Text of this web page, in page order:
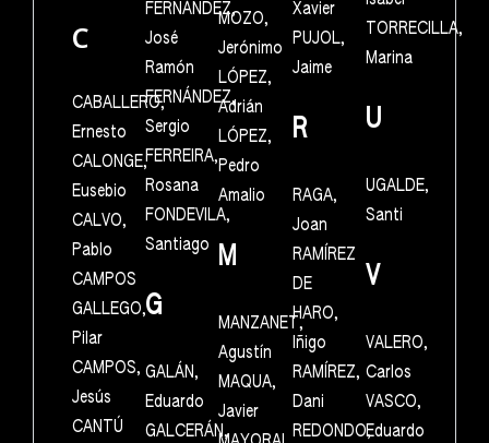
C
CABALLERO,
Ernesto
CALONGE,
Eusebio
CALVO,
Pablo
CAMPOS
GALLEGO,
Pilar
CAMPOS,
Jesús
CANTÚ
FERNÁNDEZ,
José
Ramón
FERNÁNDEZ,
Sergio
FERREIRA,
Rosana
FONDEVILA,
Santiago
G
GALÁN,
Eduardo
GALCERÁN,
MOZO,
Jerónimo
LÓPEZ,
Adrián
LÓPEZ,
Pedro
Amalio
M
MANZANET,
Agustín
MAQUA,
Javier
Xavier
PUJOL,
Jaime
R
RAGA,
Joan
RAMÍREZ
DE
HARO,
Iñigo
RAMÍREZ,
Dani
REDONDO,
TORRECILLA,
Marina
U
UGALDE,
Santi
V
VALERO,
Carlos
VASCO,
Eduardo